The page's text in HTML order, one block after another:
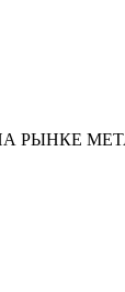
РЫНКЕ